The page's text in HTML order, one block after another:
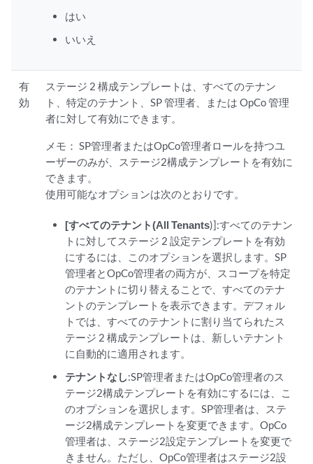
はい
いいえ
有
効
ステージ 2 構成テンプレートは、すべてのテナン
ト、特定のテナント、SP 管理者、または OpCo 管理
者に対して有効にできます。
メモ： SP管理者またはOpCo管理者ロールを持つユ
ーザーのみが、ステージ2構成テンプレートを有効に
できます。
使用可能なオプションは次のとおりです。
[すべてのテナント(All Tenants)]:すべてのテナン
トに対してステージ 2 設定テンプレートを有効
にするには、このオプションを選択します。SP
管理者とOpCo管理者の両方が、スコープを特定
のテナントに切り替えることで、すべてのテナ
ントのテンプレートを表示できます。デフォル
トでは、すべてのテナントに割り当てられたス
テージ 2 構成テンプレートは、新しいテナント
に自動的に適用されます。
テナントなし:SP管理者またはOpCo管理者のス
テージ2構成テンプレートを有効にするには、こ
のオプションを選択します。SP管理者は、ステ
ージ2構成テンプレートを変更できます。OpCo
管理者は、ステージ2設定テンプレートを変更で
きません。ただし、OpCo管理者はステージ2設